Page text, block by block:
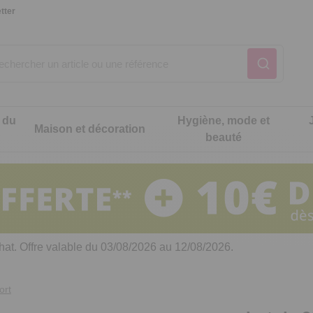
cuisine
de cuisine malins
Notre produit du
Notre produit du
Maison et décoration
Notre produit du
Hygiène, mode et
beauté
intimité
Notre produit du
Notre produit du
Notre produit du
Offre valable du 03/08/2026 au 12/08/2026.